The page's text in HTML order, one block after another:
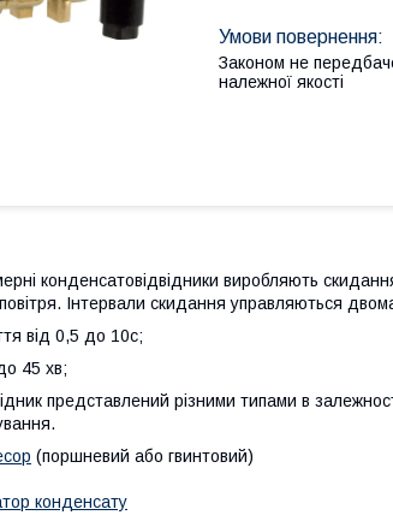
Законом не
належної якості
конденсатовідвідники виробляють
Інтервали скидання управляються
від 0,5 до 10с;
45 хв;
представлений різними типами в
(поршневий або гвинтовий)
конденсату